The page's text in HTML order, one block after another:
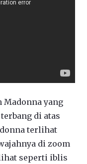
yang
di atas
terlihat
di zoom
seperti iblis